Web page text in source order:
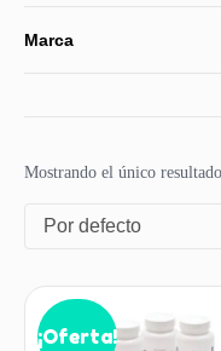
Marca
Mostrando el único resultado
Por defecto
¡Oferta!